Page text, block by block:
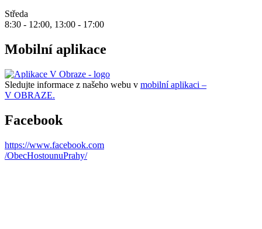
Středa
8:30 - 12:00, 13:00 - 17:00
Mobilní aplikace
Sledujte informace z našeho webu v mobilní aplikaci –
V OBRAZE.
Facebook
https://www.facebook.com
/ObecHostounuPrahy/